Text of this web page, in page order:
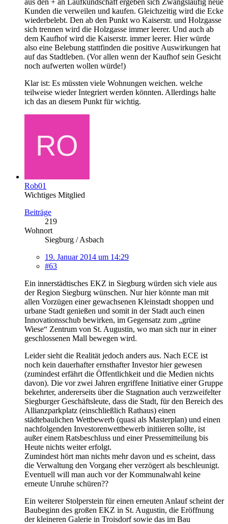
aus den + an Laufkundschaft ergeben sich Zwangsläufig neue
Kunden die verweilen und kaufen. Gleichzeitig wird die Ecke
wiederbelebt. Den ab den Punkt wo Kaiserstr. und Holzgasse
sich trennen wird die Holzgasse immer leerer. Und auch ab
dem Kaufhof wird die Kaiserstr. immer leerer. Hier würde
also eine Belebung stattfinden die positive Auswirkungen hat
auf das Stadtleben. (Vor allen wenn der Kaufhof sein Gesicht
noch aufwerten wollen würde!)
Klar ist: Es müssten viele Wohnungen weichen. welche
teilweise wieder Integriert werden könnten. Allerdings halte
ich das an diesem Punkt für wichtig.
Rob01
Wichtiges Mitglied
Beiträge
219
Wohnort
Siegburg / Asbach
19. Januar 2014 um 14:29
#63
Ein innerstädtisches EKZ in Siegburg würden sich viele aus
der Region Siegburg wünschen. Nur hier könnte man mit
allen Vorzügen einer gewachsenen Kleinstadt shoppen und
urbane Stadt genießen und somit in der Stadt auch einen
Innovationsschub bewirken, im Gegensatz zum „grüne
Wiese“ Zentrum von St. Augustin, wo man sich nur in einer
geschlossenen Mall bewegen wird.
Leider sieht die Realität jedoch anders aus. Nach ECE ist
noch kein dauerhafter ernsthafter Investor hier gewesen
(zumindest erfährt die Öffentlichkeit und die Medien nichts
davon). Die vor zwei Jahren ergriffene Initiative einer Gruppe
bekehrter, andererseits über die Stagnation auch verzweifelter
Siegburger Geschäftsleute, dass die Stadt, für den Bereich des
Allianzparkplatz (einschließlich Rathaus) einen
städtebaulichen Wettbewerb (quasi als Masterplan) und einen
nachfolgenden Investorenwettbewerb initiieren sollte, ist
außer einem Ratsbeschluss und einer Pressemitteilung bis
Heute nichts weiter erfolgt.
Zumindest hört man nichts mehr davon und es scheint, dass
die Verwaltung den Vorgang eher verzögert als beschleunigt.
Eventuell will man auch vor der Kommunalwahl keine
erneute Unruhe schüren??
Ein weiterer Stolperstein für einen erneuten Anlauf scheint der
Baubeginn des großen EKZ in St. Augustin, die Eröffnung
der kleineren Galerie in Troisdorf sowie das im Bau